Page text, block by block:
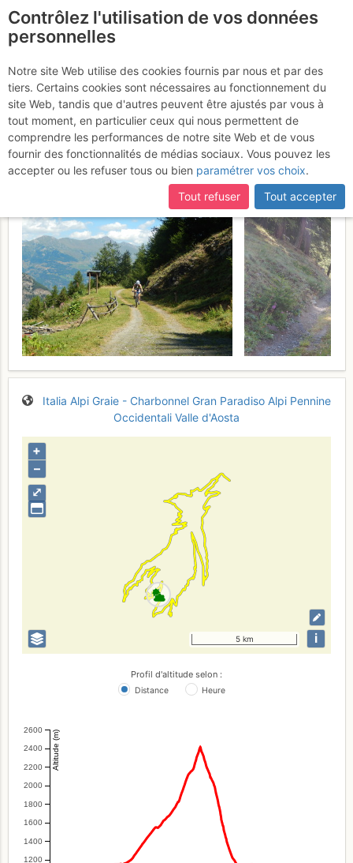
Mont Paillasse : anello
Val di Rhemes-
Valsavarenche da
Villeneuve
Samedi 22 juillet 2017
Italia Alpi Graie - Charbonnel Gran Paradiso Alpi Pennine
Occidentali Valle d'Aosta
⤢
+
–
5 km i
Profil d'altitude selon :
Distance Heure
1200
1400
1600
1800
2000
2200
2400
2600 Altitude (m)
Contrôlez l'utilisation de vos données
personnelles
Notre site Web utilise des cookies fournis par nous et par des
tiers. Certains cookies sont nécessaires au fonctionnement du
site Web, tandis que d'autres peuvent être ajustés par vous à
tout moment, en particulier ceux qui nous permettent de
comprendre les performances de notre site Web et de vous
fournir des fonctionnalités de médias sociaux. Vous pouvez les
accepter ou les refuser tous ou bien paramétrer vos choix.
Tout refuser
Tout accepter